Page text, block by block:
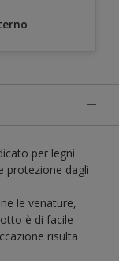
per legni
protezione dagli
le venature,
è di facile
risulta